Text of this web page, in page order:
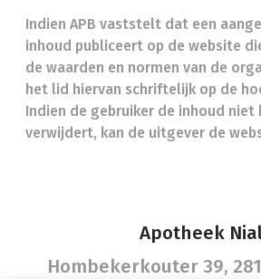
Indien APB vaststelt dat een
inhoud publiceert op de website
de waarden en normen van de
het lid hiervan schriftelijk op de
Indien de gebruiker de inhoud niet
verwijdert, kan de uitgever de
Apotheek
Hombekerkouter 39,